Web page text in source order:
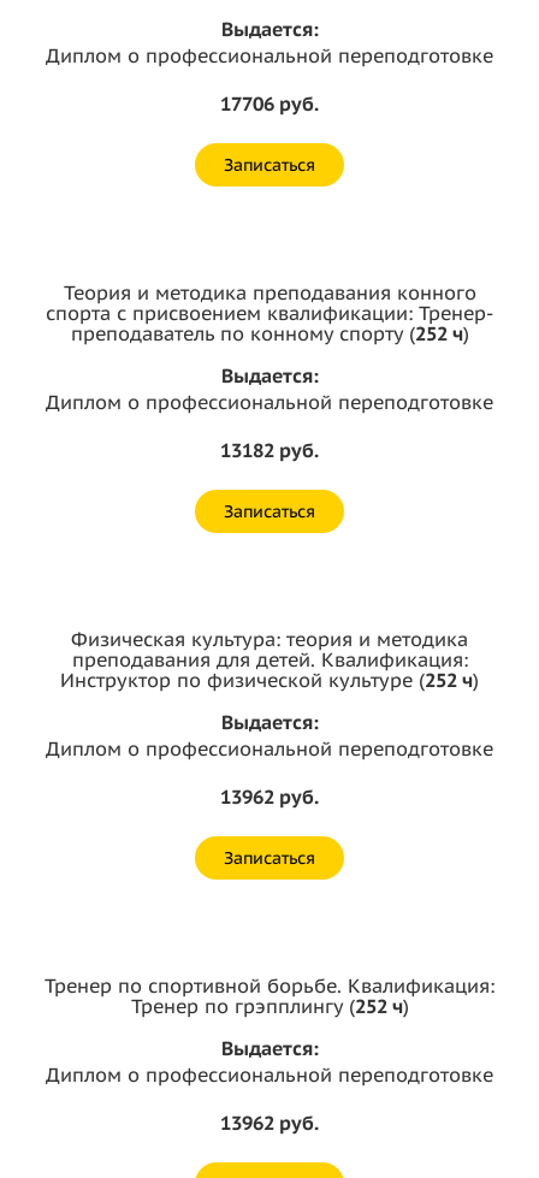
Выдается:
Диплом о профессиональной переподготовке
17706 руб.
Записаться
Теория и методика преподавания конного
спорта с присвоением квалификации: Тренер-
преподаватель по конному спорту (252 ч)
Выдается:
Диплом о профессиональной переподготовке
13182 руб.
Записаться
Физическая культура: теория и методика
преподавания для детей. Квалификация:
Инструктор по физической культуре (252 ч)
Выдается:
Диплом о профессиональной переподготовке
13962 руб.
Записаться
Тренер по спортивной борьбе. Квалификация:
Тренер по грэпплингу (252 ч)
Выдается:
Диплом о профессиональной переподготовке
13962 руб.